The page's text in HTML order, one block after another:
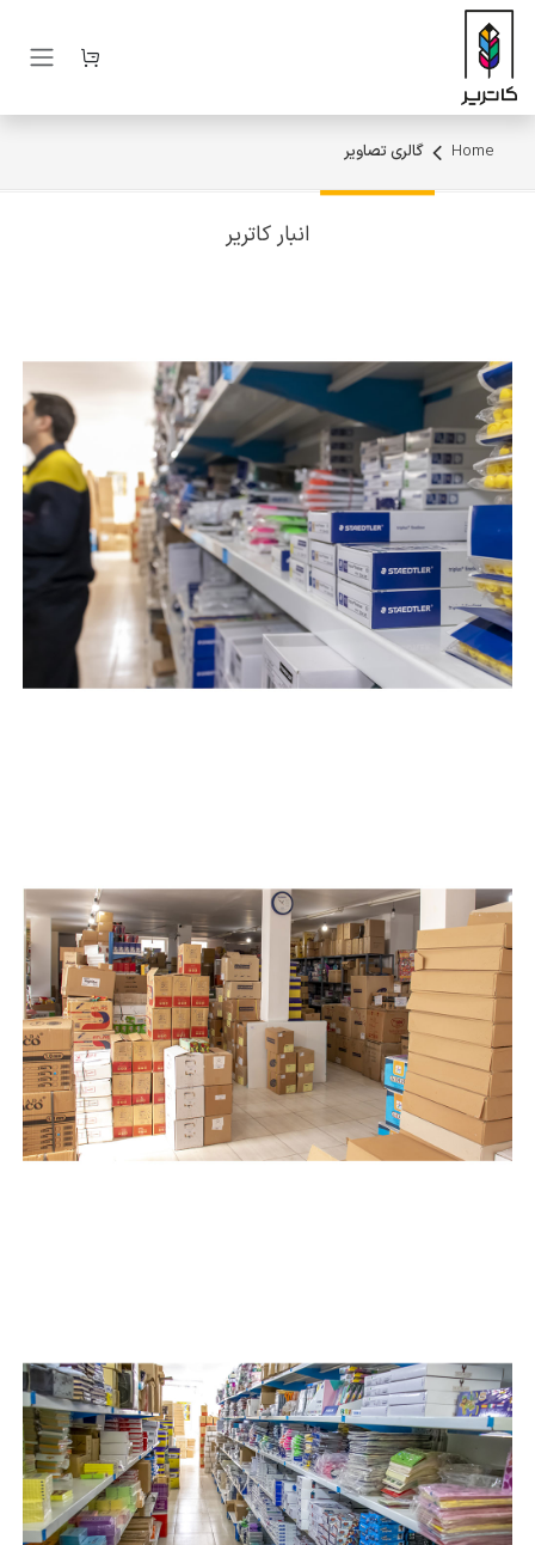
صرف نظر و مشاهده محتوا
Home گالری تصاویر
انبار کاتریر